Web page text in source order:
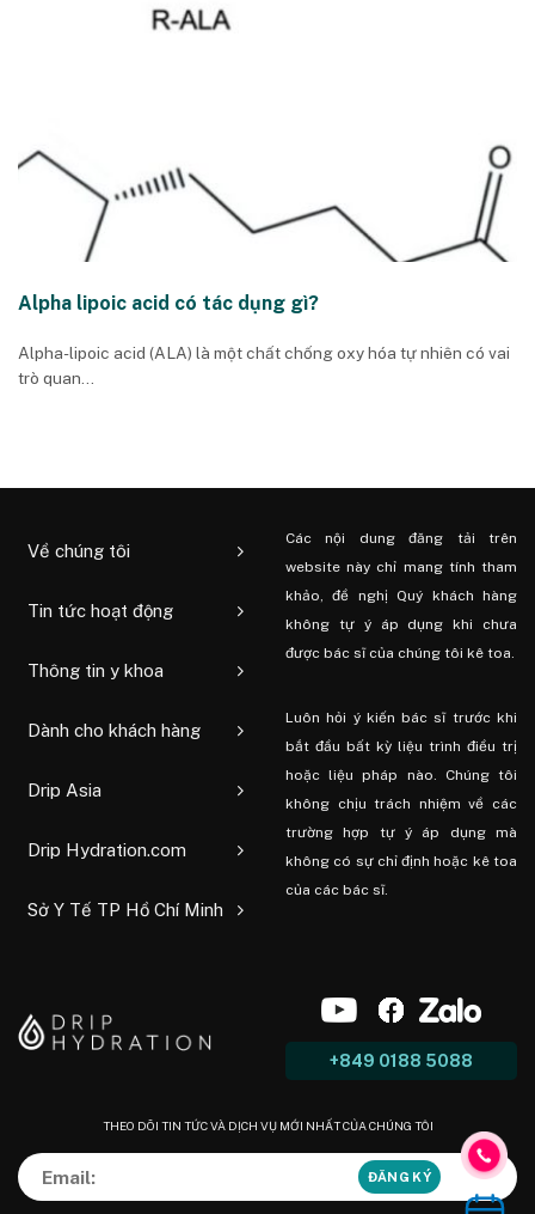
Alpha lipoic acid có tác dụng gì?
Alpha-lipoic acid (ALA) là một chất chống oxy hóa tự nhiên có vai
trò quan...
Về chúng tôi
Tin tức hoạt động
Thông tin y khoa
Dành cho khách hàng
Drip Asia
Drip Hydration.com
Sở Y Tế TP Hồ Chí Minh
Các nội dung đăng tải trên
website này chỉ mang tính tham
khảo, đề nghị Quý khách hàng
không tự ý áp dụng khi chưa
được bác sĩ của chúng tôi kê toa.
Luôn hỏi ý kiến ​​bác sĩ trước khi
bắt đầu bất kỳ liệu trình điều trị
hoặc liệu pháp nào. Chúng tôi
không chịu trách nhiệm về các
trường hợp tự ý áp dụng mà
không có sự chỉ định hoặc kê toa
của các bác sĩ.
+849 0188 5088
THEO DÕI TIN TỨC VÀ DỊCH VỤ MỚI NHẤT CỦA CHÚNG TÔI